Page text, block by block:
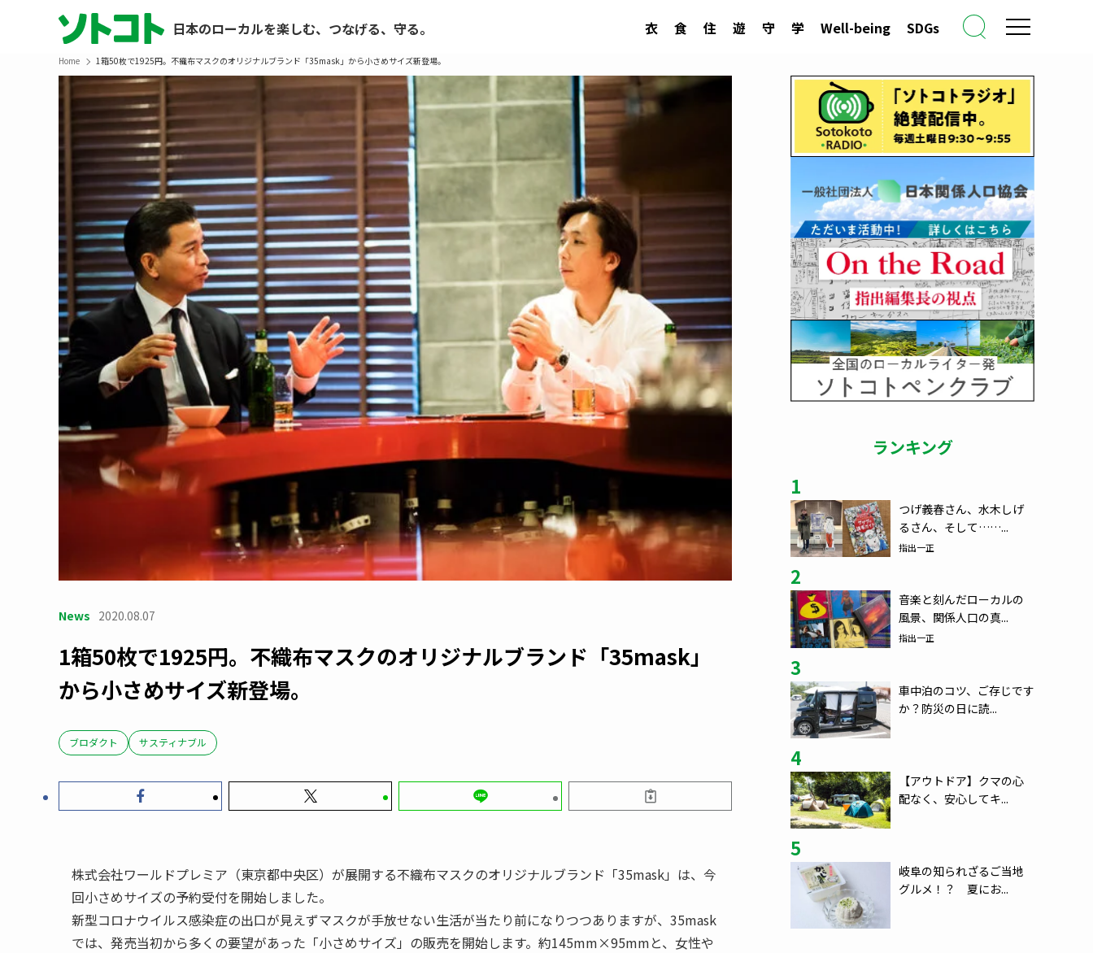
日本のローカルを楽しむ、つなげる、守る。 衣 食 住 遊 守 学 Well-being SDGs
Home 1箱50枚で1925円。不織布マスクのオリジナルブランド「35mask」から小さめサイズ新登場。
News 2020.08.07
1箱50枚で1925円。不織布マスクのオリジナルブランド「35mask」
から小さめサイズ新登場。
ブロダクト サスティナブル
株式会社ワールドプレミア（東京都中央区）が展開する不織布マスクのオリジナルブランド「35mask」は、今
回小さめサイズの予約受付を開始しました。
新型コロナウイルス感染症の出口が見えずマスクが手放せない生活が当たり前になりつつありますが、35mask
では、発売当初から多くの要望があった「小さめサイズ」の販売を開始します。約145mm×95mmと、女性や
ランキング
1
つげ義春さん、水木しげ
るさん、そして……...
指出一正
2
音楽と刻んだローカルの
風景、関係人口の真...
指出一正
3
車中泊のコツ、ご存じです
か？防災の日に読...
4
【アウトドア】クマの心
配なく、安心してキ...
5
岐阜の知られざるご当地
グルメ！？ 夏にお...